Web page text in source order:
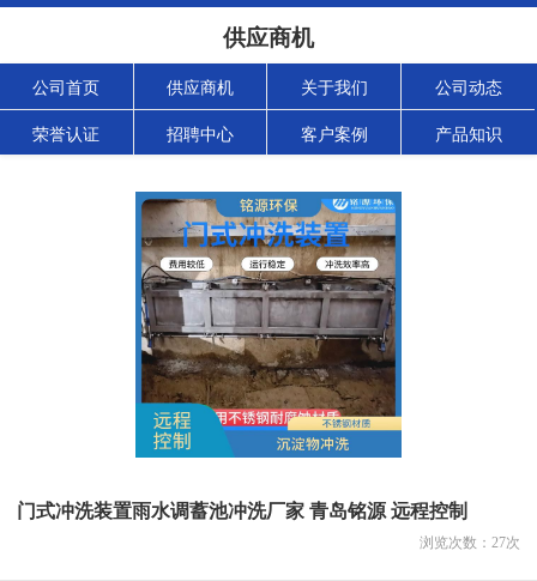
供应商机
公司首页 供应商机 关于我们 公司动态
荣誉认证 招聘中心 客户案例 产品知识
门式冲洗装置雨水调蓄池冲洗厂家 青岛铭源 远程控制
浏览次数： 27次